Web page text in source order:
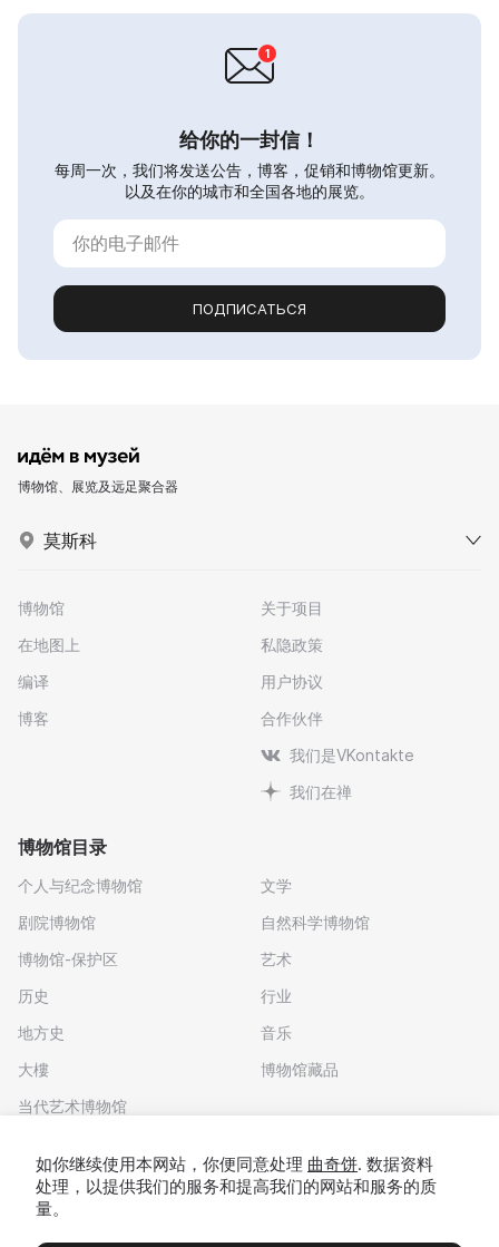
给你的一封信！
每周一次，我们将发送公告，博客，促销和博物馆更新。
以及在你的城市和全国各地的展览。
ПОДПИСАТЬСЯ
博物馆、展览及远足聚合器
莫斯科
博物馆
在地图上
编译
博客
关于项目
私隐政策
用户协议
合作伙伴
我们是VKontakte
我们在禅
博物馆目录
个人与纪念博物馆
剧院博物馆
博物馆-保护区
历史
地方史
大樓
当代艺术博物馆
文学
自然科学博物馆
艺术
行业
音乐
博物馆藏品
如你继续使用本网站，你便同意处理 曲奇饼. 数据资料
处理，以提供我们的服务和提高我们的网站和服务的质
量。